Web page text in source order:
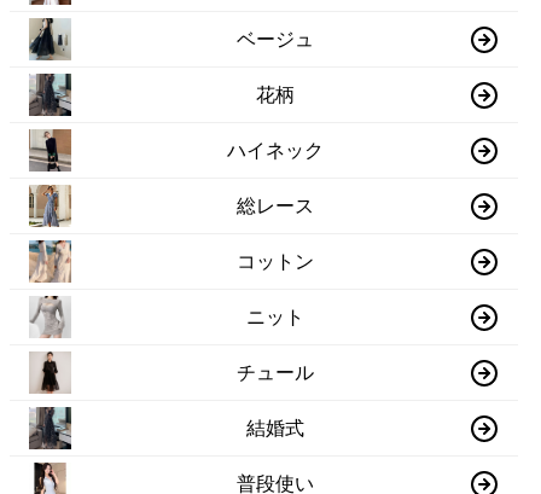
ベージュ
花柄
ハイネック
総レース
コットン
ニット
チュール
結婚式
普段使い